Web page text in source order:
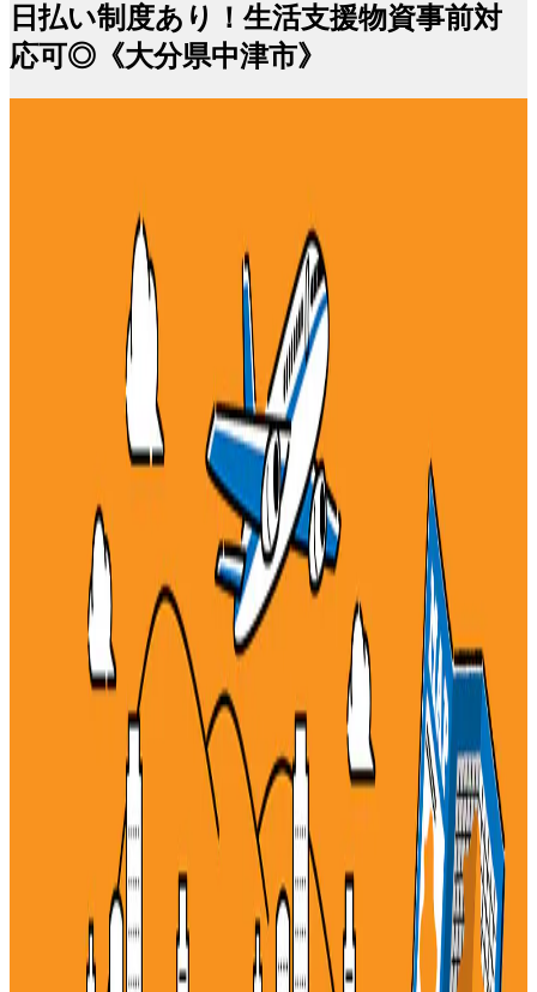
日払い制度あり！生活支援物資事前対
応可◎《大分県中津市》